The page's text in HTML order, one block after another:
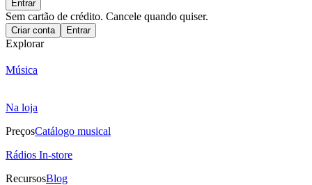
Entrar
Sem cartão de crédito. Cancele quando quiser.
Criar conta Entrar
Explorar
Música
Na loja
PreçosCatálogo musical
Rádios In-store
RecursosBlog